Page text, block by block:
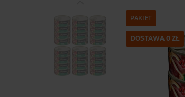
PAKIET
DOSTAWA 0 ZŁ